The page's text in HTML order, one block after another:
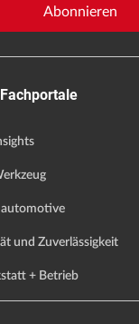
Abonnieren
automotive
und Zuverlässigkeit
+ Betrieb